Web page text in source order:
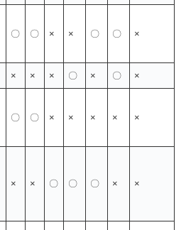
〇 〇 × × 〇 〇 ×
× × × 〇 × 〇 ×
〇 〇 × × × × ×
× × 〇 〇 〇 × ×